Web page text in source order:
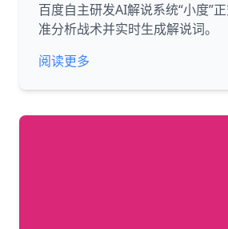
百度自主研发AI解说系统“小度”
准分析战术并实时生成解说词。
阅读更多